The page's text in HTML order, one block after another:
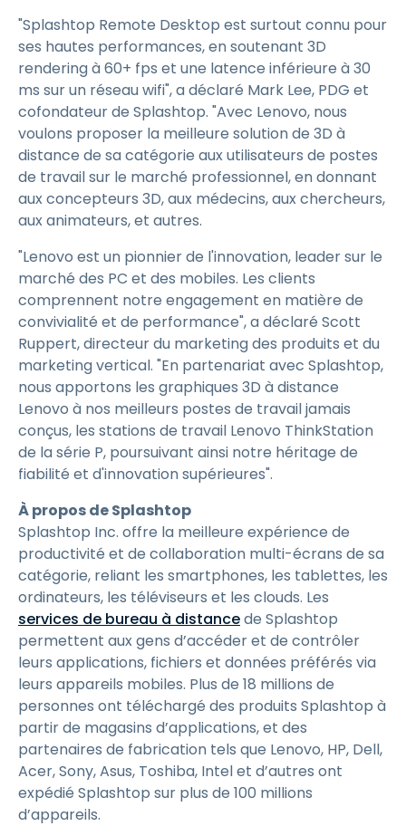
"Splashtop Remote Desktop est surtout connu pour
ses hautes performances, en soutenant 3D
rendering à 60+ fps et une latence inférieure à 30
ms sur un réseau wifi", a déclaré Mark Lee, PDG et
cofondateur de Splashtop. "Avec Lenovo, nous
voulons proposer la meilleure solution de 3D à
distance de sa catégorie aux utilisateurs de postes
de travail sur le marché professionnel, en donnant
aux concepteurs 3D, aux médecins, aux chercheurs,
aux animateurs, et autres.
"Lenovo est un pionnier de l'innovation, leader sur le
marché des PC et des mobiles. Les clients
comprennent notre engagement en matière de
convivialité et de performance", a déclaré Scott
Ruppert, directeur du marketing des produits et du
marketing vertical. "En partenariat avec Splashtop,
nous apportons les graphiques 3D à distance
Lenovo à nos meilleurs postes de travail jamais
conçus, les stations de travail Lenovo ThinkStation
de la série P, poursuivant ainsi notre héritage de
fiabilité et d'innovation supérieures".
À propos de Splashtop
Splashtop Inc. offre la meilleure expérience de
productivité et de collaboration multi-écrans de sa
catégorie, reliant les smartphones, les tablettes, les
ordinateurs, les téléviseurs et les clouds. Les
services de bureau à distancede Splashtop
permettent aux gens d’accéder et de contrôler
leurs applications, fichiers et données préférés via
leurs appareils mobiles. Plus de 18 millions de
personnes ont téléchargé des produits Splashtop à
partir de magasins d’applications, et des
partenaires de fabrication tels que Lenovo, HP, Dell,
Acer, Sony, Asus, Toshiba, Intel et d’autres ont
expédié Splashtop sur plus de 100 millions
d’appareils.